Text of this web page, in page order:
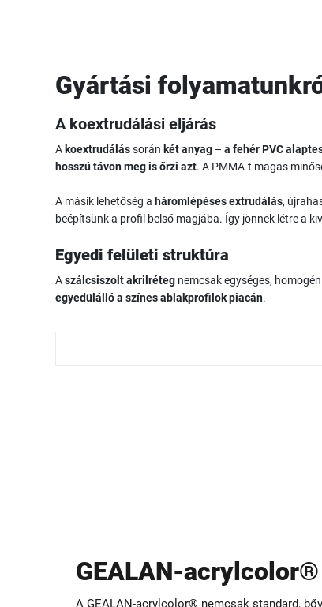
Gyártási
A koextrudálási eljárás
A koextrudálássorán két anyag – a fehér PVC
hosszú távon meg is őrzi azt. A PMMA-t magas
A másik lehetőség a háromlépéses extrudálás,
beépítsünk a profil belső magjába. Így jönnek létre a
Egyedi felületi struktúra
Aszálcsiszolt akrilréteg nemcsak egységes,
egyedülálló a színes ablakprofilok piacán.
GEALAN-
A GEALAN-acrylcolor® nemcsak standard,